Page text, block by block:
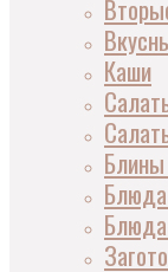
Каши
Блюда